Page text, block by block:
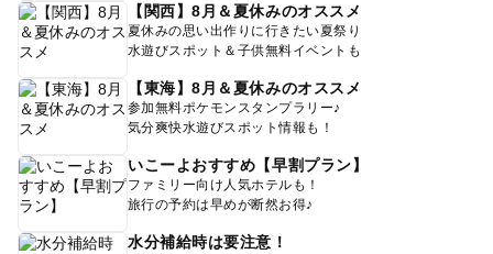
【関西】8月＆夏休みのオススメ
夏休みの思い出作りに行きたい夏祭り
水遊びスポット＆子供無料イベントも
【東海】8月＆夏休みのオススメ
参加無料ポケモンスタンプラリー♪
気分爽快水遊びスポット情報も！
いこーよおすすめ【早割プラン】
ファミリー向け人気ホテルも！
旅行の予約は早めが断然お得♪
水分補給時は要注意！